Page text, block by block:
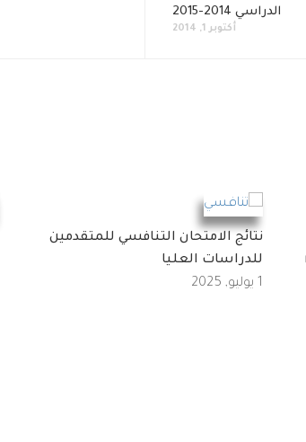
الدراسي 2014-2015
أكتوبر 1, 2014
نتائج الامتحان التنافسي للمتقدمين
للدراسات العليا
1 يوليو, 2025